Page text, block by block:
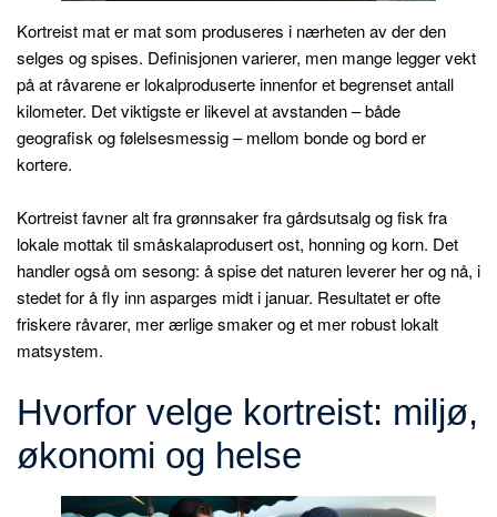
Kortreist mat er mat som produseres i nærheten av der den
selges og spises. Definisjonen varierer, men mange legger vekt
på at råvarene er lokalproduserte innenfor et begrenset antall
kilometer. Det viktigste er likevel at avstanden – både
geografisk og følelsesmessig – mellom bonde og bord er
kortere.
Kortreist favner alt fra grønnsaker fra gårdsutsalg og fisk fra
lokale mottak til småskalaprodusert ost, honning og korn. Det
handler også om sesong: å spise det naturen leverer her og nå, i
stedet for å fly inn asparges midt i januar. Resultatet er ofte
friskere råvarer, mer ærlige smaker og et mer robust lokalt
matsystem.
Hvorfor velge kortreist: miljø,
økonomi og helse